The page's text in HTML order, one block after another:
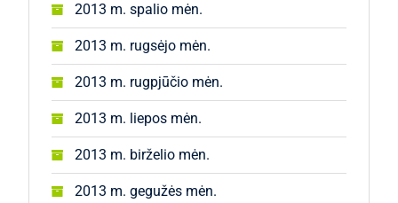
2013 m. spalio mėn.
2013 m. rugsėjo mėn.
2013 m. rugpjūčio mėn.
2013 m. liepos mėn.
2013 m. birželio mėn.
2013 m. gegužės mėn.